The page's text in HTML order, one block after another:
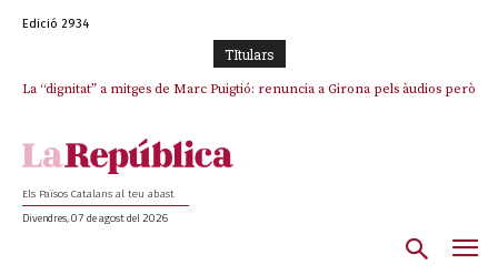
Edició 2934
TItulars
La “dignitat” a mitges de Marc Puigtió: renuncia a Girona pels àudios però
Els Països Catalans al teu abast
Divendres, 07 de agost del 2026